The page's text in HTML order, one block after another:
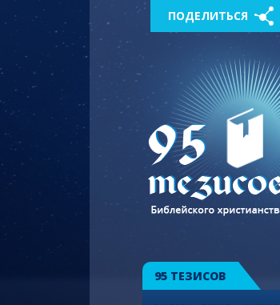
ПОДЕЛИТЬСЯ
95 ТЕЗИСОВ